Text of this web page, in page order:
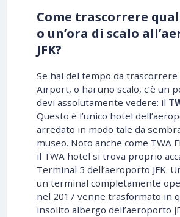
Come trascorrere
o un’ora di scalo
JFK?
Se hai del tempo da trascorrere
Airport, o hai uno scalo, c’è un
devi assolutamente vedere: il
Questo è l’unico hotel
arredato in modo tale da
museo. Noto anche come TWA
il TWA hotel si trova proprio
Terminal 5 dell’aeroporto JFK.
un terminal completamente
nel 2017 venne trasformato in
insolito albergo dell’aeroporto